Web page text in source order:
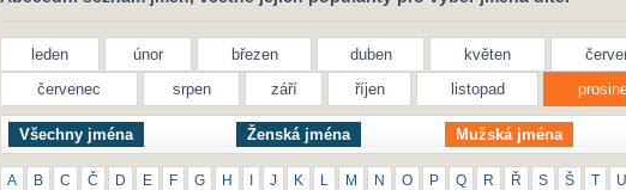
leden únor březen duben květen
červenec
srpen září říjen listopad
Všechny jména Ženská jména Mužská jména
A B C Č D E F G H J K M N O P Q R Ř S Š U